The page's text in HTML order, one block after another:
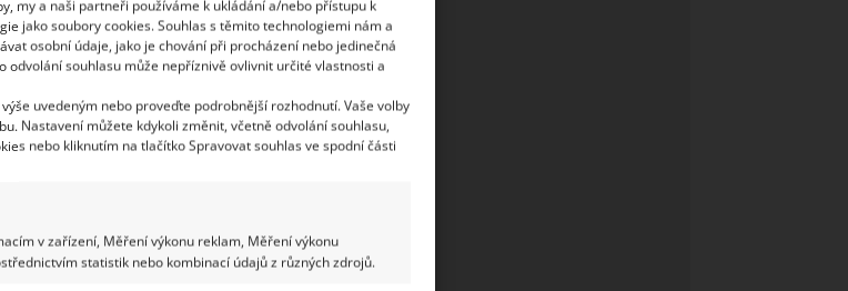
my a naši partneři používáme k ukládání a/nebo přístupu k
jako soubory cookies. Souhlas s těmito technologiemi nám a
osobní údaje, jako je chování při procházení nebo jedinečná
odvolání souhlasu může nepříznivě ovlivnit určité vlastnosti a
uvedeným nebo proveďte podrobnější rozhodnutí. Vaše volby
Nastavení můžete kdykoli změnit, včetně odvolání souhlasu,
nebo kliknutím na tlačítko Spravovat souhlas ve spodní části
v zařízení, Měření výkonu reklam, Měření výkonu
statistik nebo kombinací údajů z různých zdrojů.